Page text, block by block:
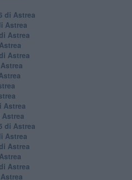
di Astrea
Astrea
Astrea
Astrea
Astrea
di Astrea
Astrea
Astrea
Astrea